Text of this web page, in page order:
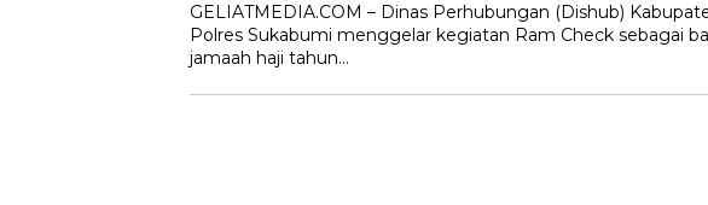
GELIATMEDIA.COM – Dinas Perhubungan (Dishub)
Polres Sukabumi menggelar kegiatan Ram Check sebagai
jamaah haji tahun…